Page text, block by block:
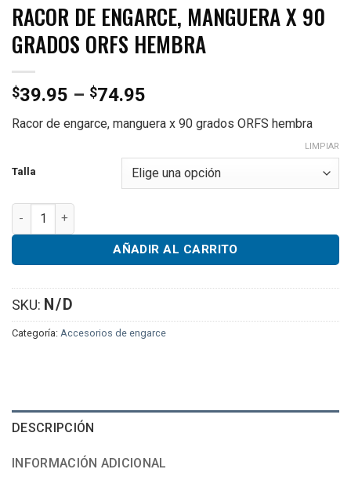
RACOR DE ENGARCE, MANGUERA X 90
GRADOS ORFS HEMBRA
$39.95 – $74.95
range:
$39.95
$74.95
Racor de engarce, manguera x 90 grados ORFS hembra
Talla
LIMPIAR
Crimp Fitting, Hose x 90 Deg ORFS Female cantidad
AÑADIR AL CARRITO
SKU: N/D
Categoría: Accesorios de engarce
DESCRIPCIÓN
INFORMACIÓN ADICIONAL